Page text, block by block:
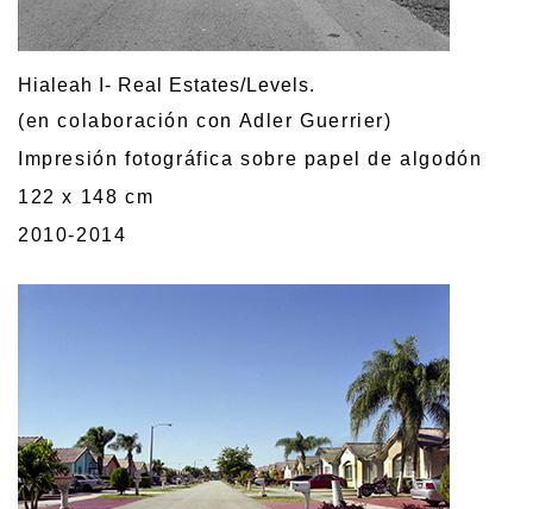
Hialeah I- Real Estates/Levels.
(en colaboración con Adler Guerrier)
Impresión fotográfica sobre papel de algodón
122 x 148 cm
2010-2014